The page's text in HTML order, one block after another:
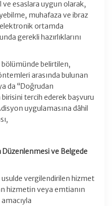
ve esaslara uygun olarak,
muhafaza ve ibraz
ortamda
gerekli hazırlıklarını
bölümünde belirtilen,
arasında bulunan
da “Doğrudan
tercih ederek başvuru
uygulamasına dâhil
Düzenlenmesi ve Belgede
vergilendirilen hizmet
hizmetin veya emtianın